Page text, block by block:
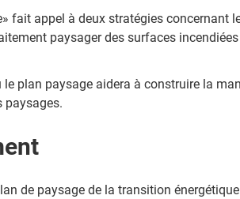
fait appel à deux stratégies concernant
paysager des surfaces
le plan paysage aidera à construire la
paysages.
de paysage de la transition